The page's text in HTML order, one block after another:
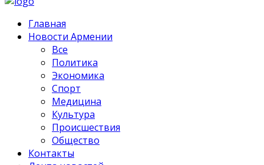
Главная
Новости Армении
Все
Политика
Экономика
Спорт
Медицина
Культура
Происшествия
Общество
Контакты